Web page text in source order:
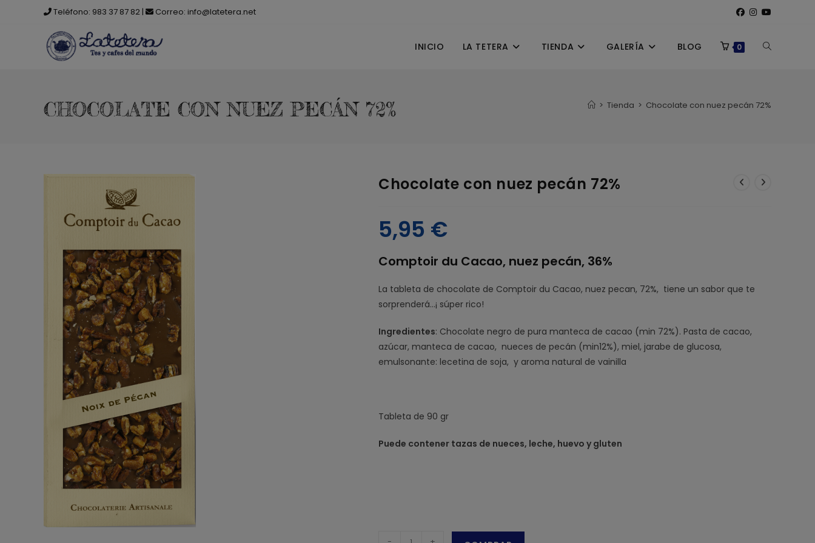
Teléfono: 983 37 87 82 | Correo: info@latetera.net
INICIO LA TETERA TIENDA GALERÍA BLOG 0 ALTERNAR
LA
CHOCOLATE CON NUEZ PECÁN 72% > Tienda > Chocolate con nuez pecán 72%
Chocolate con nuez pecán 72%
5,95 €
Comptoir du Cacao, nuez pecán, 36%
La tableta de chocolate de Comptoir du Cacao, nuez pecan, 72%, tiene un sabor que te
sorprenderá…¡ súper rico!
Ingredientes: Chocolate negro de pura manteca de cacao (min 72%). Pasta de cacao,
azúcar, manteca de cacao, nueces de pecán (min12%), miel, jarabe de glucosa,
emulsonante: lecetina de soja, y aroma natural de vainilla
Tableta de 90 gr
Puede contener tazas de nueces, leche, huevo y gluten
Chocolate